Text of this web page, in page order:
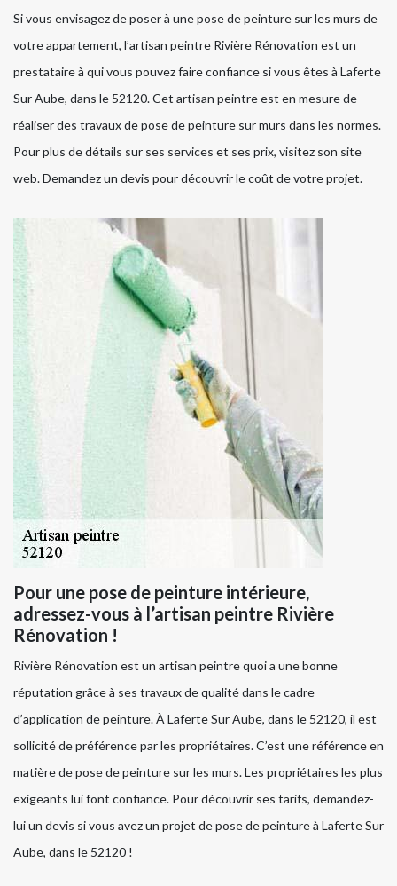
Si vous envisagez de poser à une pose de peinture sur les murs de
votre appartement, l’artisan peintre Rivière Rénovation est un
prestataire à qui vous pouvez faire confiance si vous êtes à Laferte
Sur Aube, dans le 52120. Cet artisan peintre est en mesure de
réaliser des travaux de pose de peinture sur murs dans les normes.
Pour plus de détails sur ses services et ses prix, visitez son site
web. Demandez un devis pour découvrir le coût de votre projet.
Pour une pose de peinture intérieure,
adressez-vous à l’artisan peintre Rivière
Rénovation !
Rivière Rénovation est un artisan peintre quoi a une bonne
réputation grâce à ses travaux de qualité dans le cadre
d’application de peinture. À Laferte Sur Aube, dans le 52120, il est
sollicité de préférence par les propriétaires. C’est une référence en
matière de pose de peinture sur les murs. Les propriétaires les plus
exigeants lui font confiance. Pour découvrir ses tarifs, demandez-
lui un devis si vous avez un projet de pose de peinture à Laferte Sur
Aube, dans le 52120 !